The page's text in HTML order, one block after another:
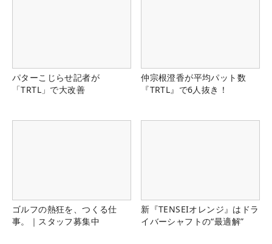
パターこじらせ記者が
「TRTL」で大改善
仲宗根澄香が平均パット数
『TRTL』で6人抜き！
ゴルフの熱狂を、つくる仕
事。｜スタッフ募集中
新『TENSEIオレンジ』はドラ
イバーシャフトの“最適解”